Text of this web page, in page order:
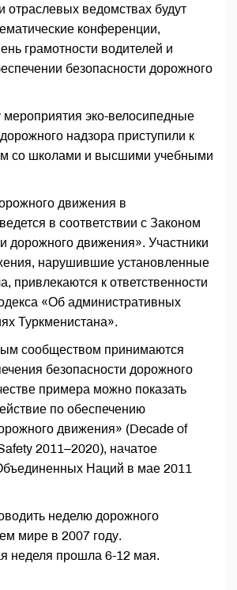
отраслевых ведомствах будут
конференции,
грамотности водителей и
безопасности дорожного
мероприятия эко-велосипедные
надзора приступили к
со школами и высшими учебными
движения в
в соответствии с Законом
дорожного движения». Участники
нарушившие установленные
привлекаются к ответственности
«Об административных
Туркменистана».
сообществом принимаются
безопасности дорожного
примера можно показать
по обеспечению
движения» (Decade of
2011–2020), начатое
Наций в мае 2011
неделю дорожного
мире в 2007 году.
неделя прошла 6-12 мая.